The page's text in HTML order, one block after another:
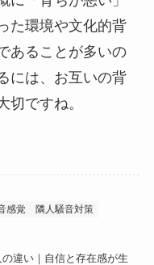
た環境や文化的背
あることが多いの
には、お互いの背
切ですね。
感覚 隣人騒音対策
違い｜自信と存在感が生